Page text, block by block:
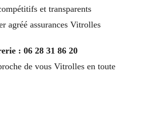
et transparents
agréé assurances Vitrolles
: 06 28 31 86 20
de vous Vitrolles en toute